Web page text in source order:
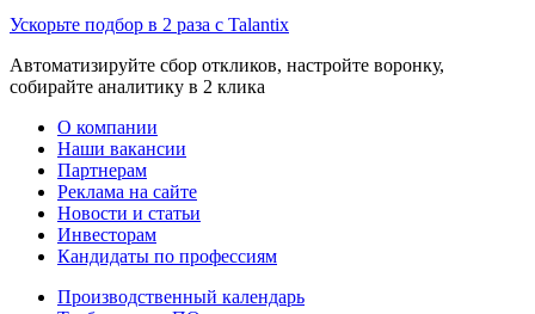
Ускорьте подбор в 2 раза с Talantix
Автоматизируйте сбор откликов, настройте воронку,
собирайте аналитику в 2 клика
О компании
Наши вакансии
Партнерам
Реклама на сайте
Новости и статьи
Инвесторам
Кандидаты по профессиям
Производственный календарь